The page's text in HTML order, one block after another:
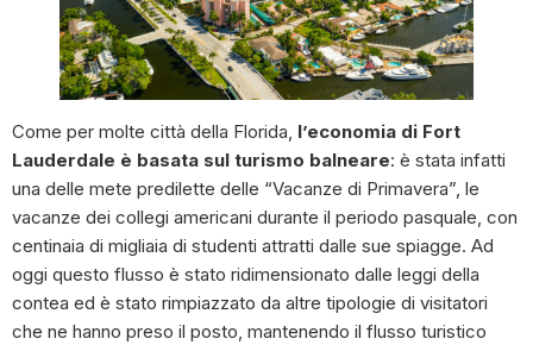
Come per molte città della Florida, l’economia di Fort
Lauderdale è basata sul turismo balneare: è stata infatti
una delle mete predilette delle “Vacanze di Primavera”, le
vacanze dei collegi americani durante il periodo pasquale, con
centinaia di migliaia di studenti attratti dalle sue spiagge. Ad
oggi questo flusso è stato ridimensionato dalle leggi della
contea ed è stato rimpiazzato da altre tipologie di visitatori
che ne hanno preso il posto, mantenendo il flusso turistico